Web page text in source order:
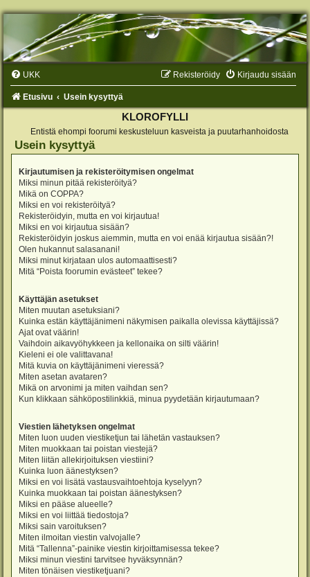
UKK Kirjaudu sisään
Rekisteröidy
Etusivu Usein kysyttyä
KLOROFYLLI
Entistä ehompi foorumi keskusteluun kasveista ja puutarhanhoidosta
Usein kysyttyä
Kirjautumisen ja rekisteröitymisen ongelmat
Miksi minun pitää rekisteröityä?
Mikä on COPPA?
Miksi en voi rekisteröityä?
Rekisteröidyin, mutta en voi kirjautua!
Miksi en voi kirjautua sisään?
Rekisteröidyin joskus aiemmin, mutta en voi enää kirjautua sisään?!
Olen hukannut salasanani!
Miksi minut kirjataan ulos automaattisesti?
Mitä “Poista foorumin evästeet” tekee?
Käyttäjän asetukset
Miten muutan asetuksiani?
Kuinka estän käyttäjänimeni näkymisen paikalla olevissa käyttäjissä?
Ajat ovat väärin!
Vaihdoin aikavyöhykkeen ja kellonaika on silti väärin!
Kieleni ei ole valittavana!
Mitä kuvia on käyttäjänimeni vieressä?
Miten asetan avataren?
Mikä on arvonimi ja miten vaihdan sen?
Kun klikkaan sähköpostilinkkiä, minua pyydetään kirjautumaan?
Viestien lähetyksen ongelmat
Miten luon uuden viestiketjun tai lähetän vastauksen?
Miten muokkaan tai poistan viestejä?
Miten liitän allekirjoituksen viestiini?
Kuinka luon äänestyksen?
Miksi en voi lisätä vastausvaihtoehtoja kyselyyn?
Kuinka muokkaan tai poistan äänestyksen?
Miksi en pääse alueelle?
Miksi en voi liittää tiedostoja?
Miksi sain varoituksen?
Miten ilmoitan viestin valvojalle?
Mitä “Tallenna”-painike viestin kirjoittamisessa tekee?
Miksi minun viestini tarvitsee hyväksynnän?
Miten tönäisen viestiketjuani?